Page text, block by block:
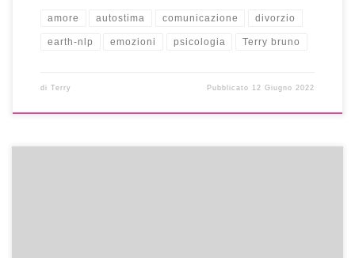
amore autostima comunicazione divorzio
earth-nlp emozioni psicologia Terry bruno
di Terry Pubblicato 12 Giugno 2022